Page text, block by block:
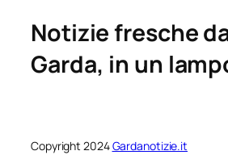
Notizie fresche
Garda, in un
Copyright 2024Gardanotizie.it